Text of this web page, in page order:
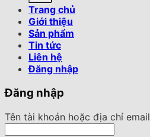
Trang chủ
Giới thiệu
Sản phẩm
Tin tức
Liên hệ
Đăng nhập
Đăng nhập
Tên tài khoản hoặc địa chỉ email